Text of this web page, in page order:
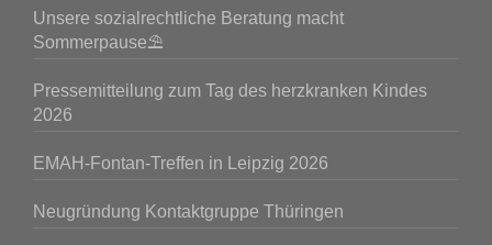
Unsere sozialrechtliche Beratung macht
Sommerpause⛱️
Pressemitteilung zum Tag des herzkranken Kindes
2026
EMAH-Fontan-Treffen in Leipzig 2026
Neugründung Kontaktgruppe Thüringen